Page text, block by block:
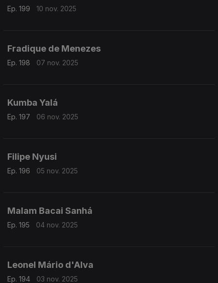
Ep. 199 10 nov. 2025
Fradique de Menezes
Ep. 198 07 nov. 2025
Kumba Yalá
Ep. 197 06 nov. 2025
Filipe Nyusi
Ep. 196 05 nov. 2025
Malam Bacai Sanhá
Ep. 195 04 nov. 2025
Leonel Mário d'Alva
Ep. 194 03 nov. 2025